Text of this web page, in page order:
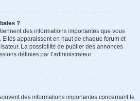
?
des informations importantes que vous
apparaissent en haut de chaque forum et
La possibilité de publier des annonces
définies par l’administrateur.
des informations importantes concernant le